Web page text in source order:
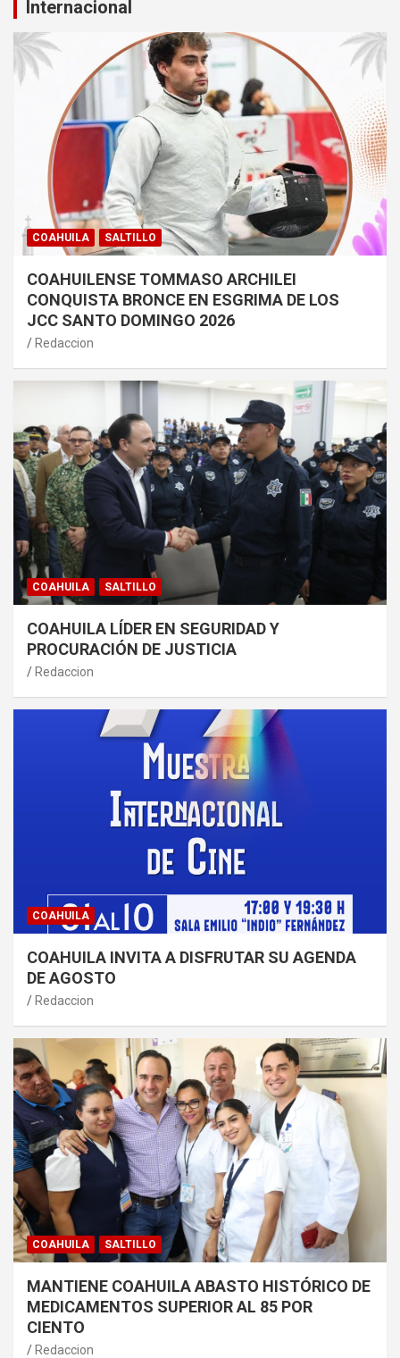
Internacional
COAHUILA SALTILLO
COAHUILENSE TOMMASO ARCHILEI
CONQUISTA BRONCE EN ESGRIMA DE LOS
JCC SANTO DOMINGO 2026
Redaccion
COAHUILA SALTILLO
COAHUILA LÍDER EN SEGURIDAD Y
PROCURACIÓN DE JUSTICIA
Redaccion
COAHUILA
COAHUILA INVITA A DISFRUTAR SU AGENDA
DE AGOSTO
Redaccion
COAHUILA SALTILLO
MANTIENE COAHUILA ABASTO HISTÓRICO DE
MEDICAMENTOS SUPERIOR AL 85 POR
CIENTO
Redaccion